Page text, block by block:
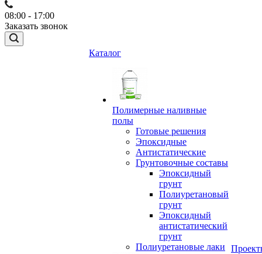
08:00 - 17:00
Заказать звонок
Каталог
Полимерные наливные
полы
Готовые решения
Эпоксидные
Антистатические
Грунтовочные составы
Эпоксидный
грунт
Полиуретановый
грунт
Эпоксидный
антистатический
грунт
Полиуретановые лаки